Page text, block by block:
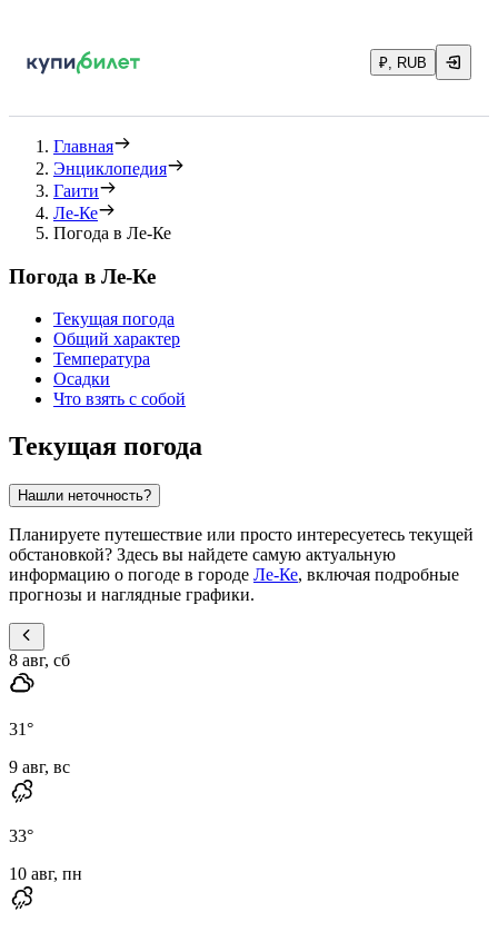
₽, RUB
Главная
Энциклопедия
Гаити
Ле-Ке
Погода в Ле-Ке
Погода в Ле-Ке
Текущая погода
Общий характер
Температура
Осадки
Что взять с собой
Текущая погода
Нашли неточность?
Планируете путешествие или просто интересуетесь текущей
обстановкой? Здесь вы найдете самую актуальную
информацию о погоде в городе Ле-Ке, включая подробные
прогнозы и наглядные графики.
8 авг, сб
31°
9 авг, вс
33°
10 авг, пн